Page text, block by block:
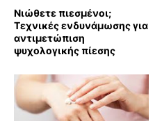
Νιώθετε πιεσμένοι;
Τεχνικές ενδυνάμωσης για
αντιμετώπιση
ψυχολογικής πίεσης